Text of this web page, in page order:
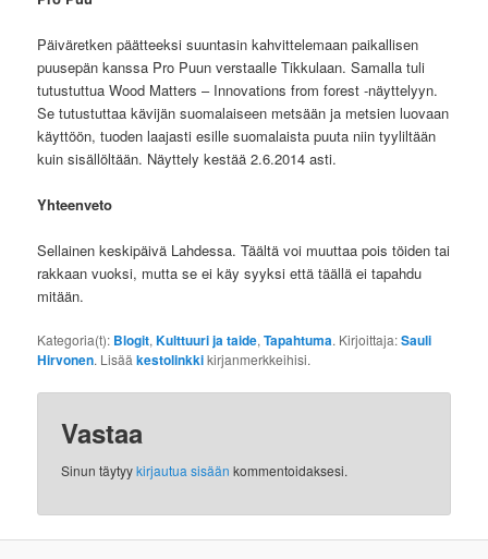
Päiväretken päätteeksi suuntasin kahvittelemaan paikallisen
puusepän kanssa Pro Puun verstaalle Tikkulaan. Samalla tuli
tutustuttua Wood Matters – Innovations from forest -näyttelyyn.
Se tutustuttaa kävijän suomalaiseen metsään ja metsien luovaan
käyttöön, tuoden laajasti esille suomalaista puuta niin tyyliltään
kuin sisällöltään. Näyttely kestää 2.6.2014 asti.
Yhteenveto
Sellainen keskipäivä Lahdessa. Täältä voi muuttaa pois töiden tai
rakkaan vuoksi, mutta se ei käy syyksi että täällä ei tapahdu
mitään.
Kategoria(t): Blogit,Kulttuuri ja taide,Tapahtuma. Kirjoittaja:Sauli
Hirvonen. Lisääkestolinkkikirjanmerkkeihisi.
Vastaa
Sinun täytyykirjautua sisään kommentoidaksesi.